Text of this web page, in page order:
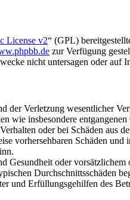
License v2“ (GPL)
zur Verfügung
nicht untersagen oder auf
Verletzung wesentlicher
wie insbesondere
oder bei Schäden aus
vorhersehbaren Schäden
oder
Durchschnittsschäden
und Erfüllungsgehilfen des